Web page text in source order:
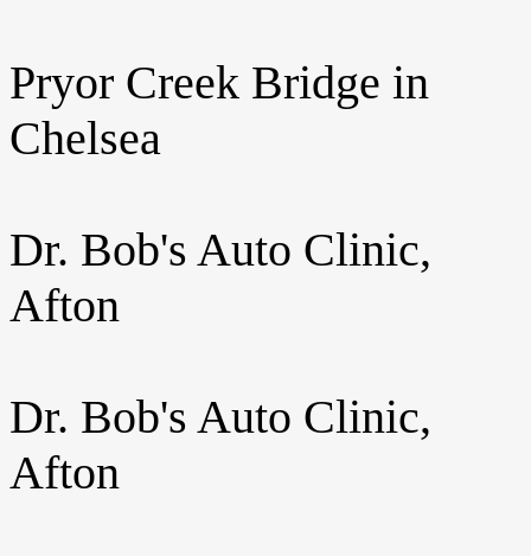
Pryor Creek Bridge in
Chelsea
Dr. Bob's Auto Clinic,
Afton
Dr. Bob's Auto Clinic,
Afton